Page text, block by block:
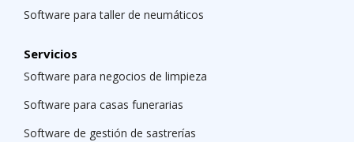
Software para taller de neumáticos
Servicios
Software para negocios de limpieza
Software para casas funerarias
Software de gestión de sastrerías